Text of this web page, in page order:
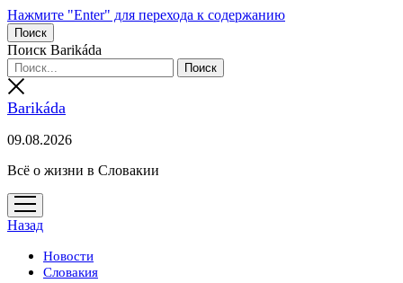
Нажмите "Enter" для перехода к содержанию
Поиск
Поиск Barikáda
Barikáda
09.08.2026
Всё о жизни в Словакии
открыть
меню
Назад
Новости
Словакия